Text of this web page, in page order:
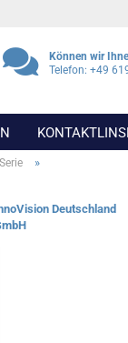
Können wir
Telefon: +49
»
Deutschland